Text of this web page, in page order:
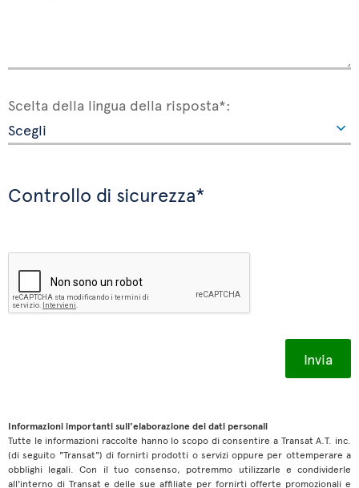
Scelta della lingua della risposta*:
Controllo di sicurezza*
Informazioni importanti sull'elaborazione dei dati personali
Tutte le informazioni raccolte hanno lo scopo di consentire a Transat A.T. inc.
(di seguito "Transat") di fornirti prodotti o servizi oppure per ottemperare a
obblighi legali. Con il tuo consenso, potremmo utilizzarle e condividerle
all'interno di Transat e delle sue affiliate per fornirti offerte promozionali e